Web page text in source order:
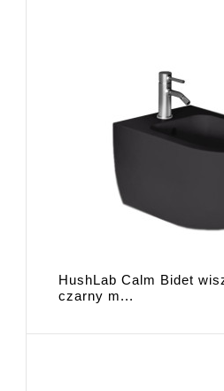
HushLab Calm Bidet
czarny m...